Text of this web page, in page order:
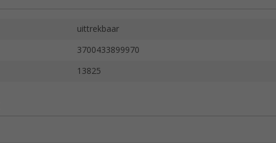
uittrekbaar
3700433899970
13825